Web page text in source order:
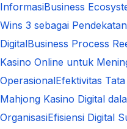
InformasiBusiness
Wins 3 sebagai
DigitalBusiness Process
Kasino Online untuk
OperasionalEfektivitas
Mahjong Kasino Digital
OrganisasiEfisiensi Digital